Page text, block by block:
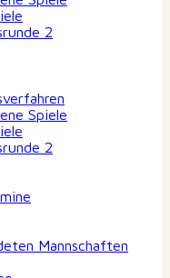
2
Spiele
2
Mannschaften